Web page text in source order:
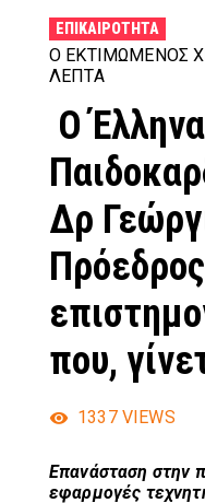
ΕΠΙΚΑΙΡΌΤΗΤΑ
Ο ΕΚΤΙΜΏΜΕΝΟΣ
ΛΕΠΤΆ
Ο
Δρ
που,
1337 VIEWS
Επανάσταση στην
εφαρμογές